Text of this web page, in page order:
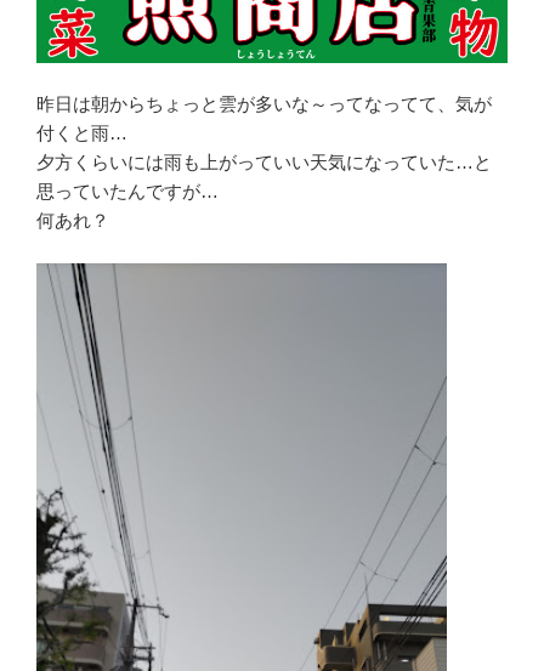
昨日は朝からちょっと雲が多いな～ってなってて、気が
付くと雨…
夕方くらいには雨も上がっていい天気になっていた…と
思っていたんですが…
何あれ？